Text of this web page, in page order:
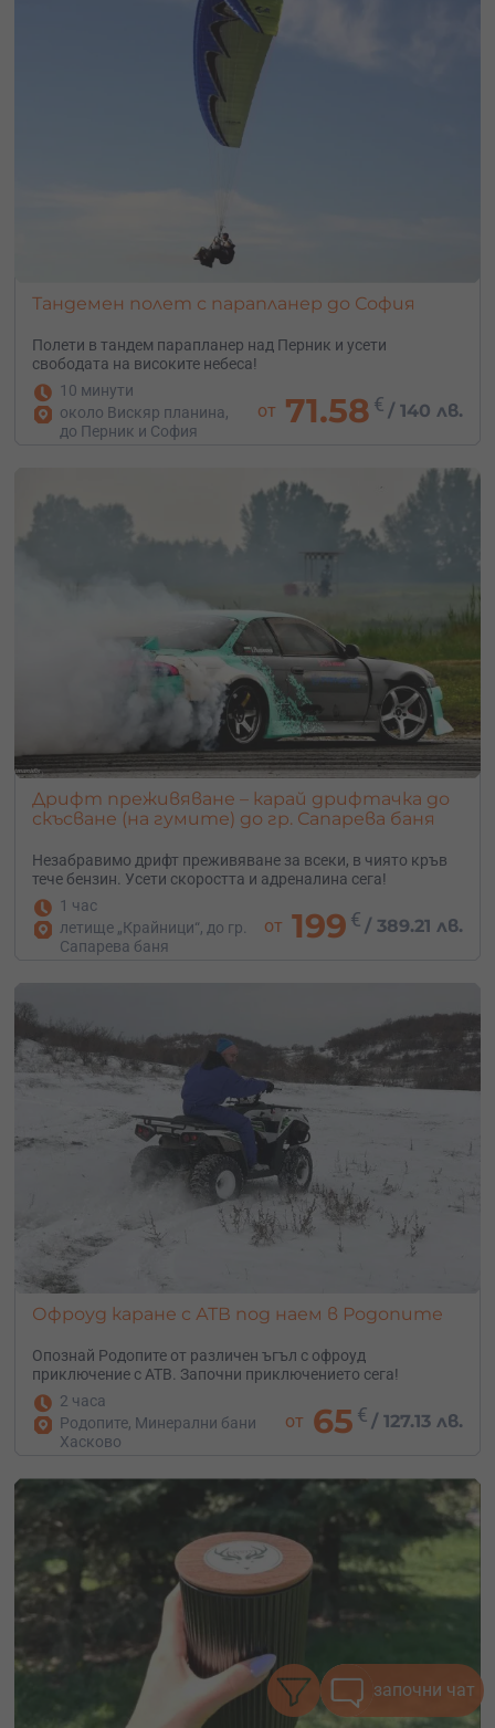
Тандемен полет с парапланер до София
Полети в тандем парапланер над Перник и усети
свободата на високите небеса!
10 минути
около Вискяр планина,
до Перник и София
от 71.58 € /140 лв.
Дрифт преживяване – карай дрифтачка до
скъсване (на гумите) до гр. Сапарева баня
Незабравимо дрифт преживяване за всеки, в чиято кръв
тече бензин. Усети скоростта и адреналина сега!
1 час
летище „Крайници“, до гр.
Сапарева баня
от 199 € /389.21 лв.
Офроуд каране с АТВ под наем в Родопите
Опознай Родопите от различен ъгъл с офроуд
приключение с АТВ. Започни приключението сега!
2 часа
Родопите, Минерални бани
Хасково
от 65 € / 127.13 лв.
започни чат